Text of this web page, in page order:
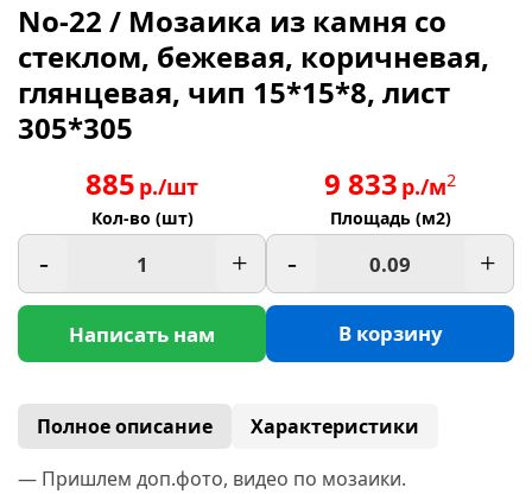
No-22 / Мозаика из камня со
стеклом, бежевая, коричневая,
глянцевая, чип 15*15*8, лист
305*305
885 р./шт
Кол-во (шт)
- +
Написать нам
9 833 р./м2
Площадь (м2)
- +
В корзину
Полное описание
Характеристики
— Пришлем доп.фото, видео по мозаики.